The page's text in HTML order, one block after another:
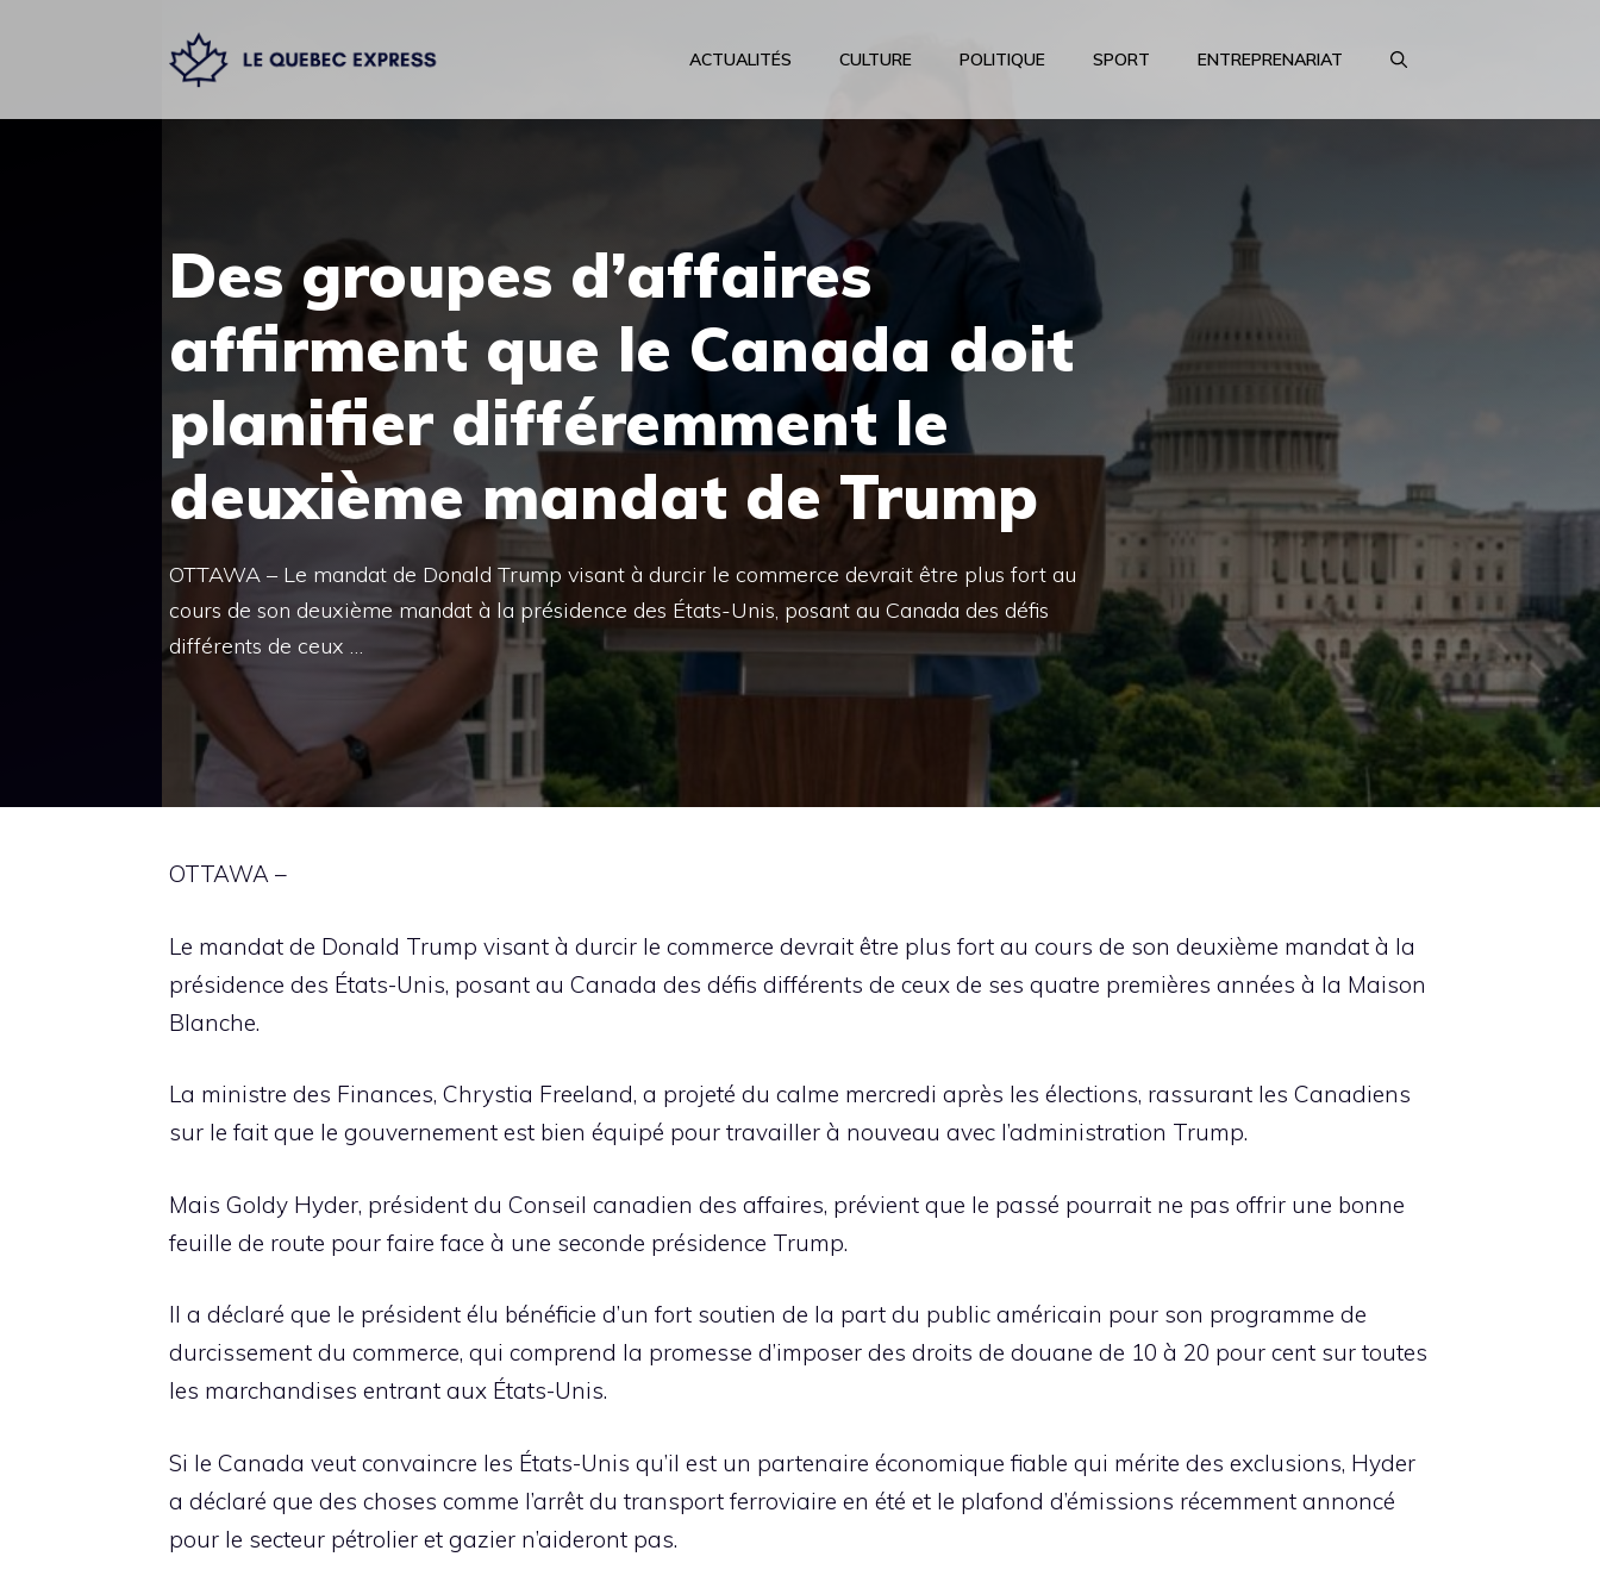
ACTUALITÉS CULTURE POLITIQUE SPORT ENTREPRENARIAT
Des groupes d’affaires
affirment que le Canada doit
planifier différemment le
deuxième mandat de Trump
OTTAWA – Le mandat de Donald Trump visant à durcir le commerce devrait être plus fort au
cours de son deuxième mandat à la présidence des États-Unis, posant au Canada des défis
différents de ceux …
OTTAWA –
Le mandat de Donald Trump visant à durcir le commerce devrait être plus fort au cours de son deuxième mandat à la
présidence des États-Unis, posant au Canada des défis différents de ceux de ses quatre premières années à la Maison
Blanche.
La ministre des Finances, Chrystia Freeland, a projeté du calme mercredi après les élections, rassurant les Canadiens
sur le fait que le gouvernement est bien équipé pour travailler à nouveau avec l’administration Trump.
Mais Goldy Hyder, président du Conseil canadien des affaires, prévient que le passé pourrait ne pas offrir une bonne
feuille de route pour faire face à une seconde présidence Trump.
Il a déclaré que le président élu bénéficie d’un fort soutien de la part du public américain pour son programme de
durcissement du commerce, qui comprend la promesse d’imposer des droits de douane de 10 à 20 pour cent sur toutes
les marchandises entrant aux États-Unis.
Si le Canada veut convaincre les États-Unis qu’il est un partenaire économique fiable qui mérite des exclusions, Hyder
a déclaré que des choses comme l’arrêt du transport ferroviaire en été et le plafond d’émissions récemment annoncé
pour le secteur pétrolier et gazier n’aideront pas.